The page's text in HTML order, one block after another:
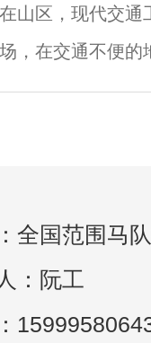
山区，现代交
，在交通不便
育种技术，每
全国范围马
：阮工